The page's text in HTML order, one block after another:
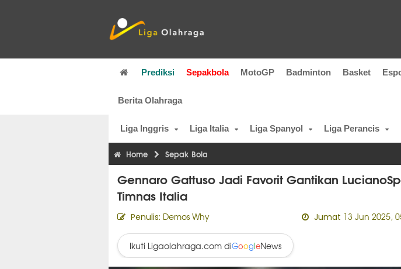
Prediksi Sepakbola MotoGP Badminton Basket
Berita Olahraga
Liga Inggris Liga Italia Liga Spanyol Liga Perancis
Home Sepak Bola
Gennaro Gattuso Jadi Favorit Gantikan
Timnas Italia
Penulis: Demos Why Jumat 13 Jun 2025,
Ikuti Ligaolahraga.com diGoogleNews